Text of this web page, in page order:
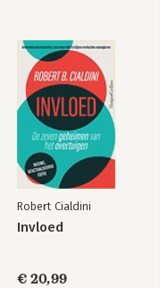
Robert Cialdini
Invloed
€ 20,99